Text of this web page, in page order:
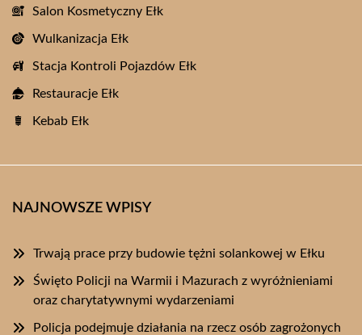
Salon Kosmetyczny Ełk
Wulkanizacja Ełk
Stacja Kontroli Pojazdów Ełk
Restauracje Ełk
Kebab Ełk
NAJNOWSZE WPISY
Trwają prace przy budowie tężni solankowej w Ełku
Święto Policji na Warmii i Mazurach z wyróżnieniami
oraz charytatywnymi wydarzeniami
Policja podejmuje działania na rzecz osób zagrożonych